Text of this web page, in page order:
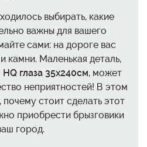
выбирать, какие
важны для вашего
сами: на дороге вас
камни. Маленькая деталь,
глаза 35x240см, может
неприятностей! В этом
стоит сделать этот
приобрести брызговики
город.